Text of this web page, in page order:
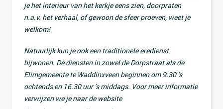
je het interieur van het kerkje eens zien, doorpraten
n.a.v. het verhaal, of gewoon de sfeer proeven, weet je
welkom!
Natuurlijk kun je ook een traditionele eredienst
bijwonen. De diensten in zowel de Dorpstraat als de
Elimgemeente te Waddinxveen beginnen om 9.30 ’s
ochtends en 16.30 uur ’s middags. Voor meer informatie
verwijzen we je naar de website